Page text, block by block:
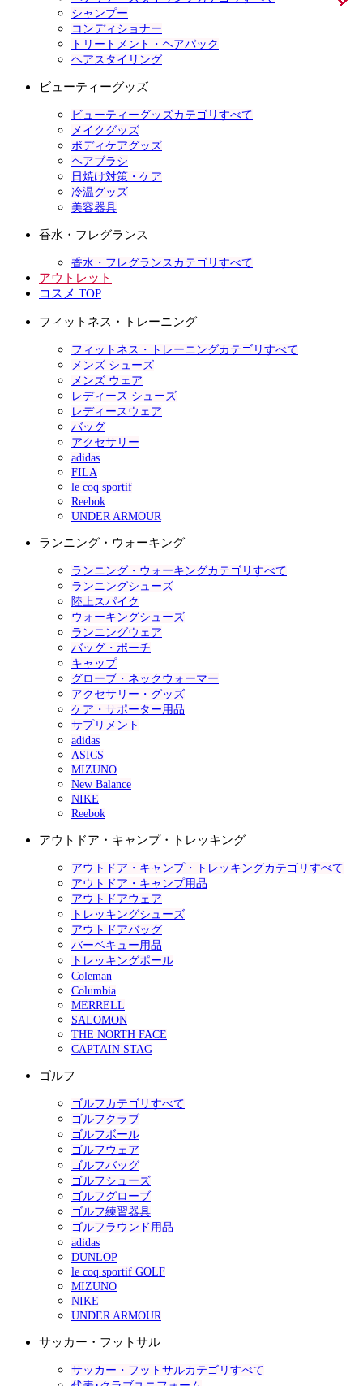
シャンプー
コンディショナー
トリートメント・ヘアパック
ヘアスタイリング
ビューティーグッズ
ビューティーグッズカテゴリすべて
メイクグッズ
ボディケアグッズ
ヘアブラシ
日焼け対策・ケア
冷温グッズ
美容器具
香水・フレグランス
香水・フレグランスカテゴリすべて
アウトレット
コスメ TOP
フィットネス・トレーニング
フィットネス・トレーニングカテゴリすべて
メンズ シューズ
メンズ ウェア
レディース シューズ
レディースウェア
バッグ
アクセサリー
adidas
FILA
le coq sportif
Reebok
UNDER ARMOUR
ランニング・ウォーキング
ランニング・ウォーキングカテゴリすべて
ランニングシューズ
陸上スパイク
ウォーキングシューズ
ランニングウェア
バッグ・ポーチ
キャップ
グローブ・ネックウォーマー
アクセサリー・グッズ
ケア・サポーター用品
サプリメント
adidas
ASICS
MIZUNO
New Balance
NIKE
Reebok
アウトドア・キャンプ・トレッキング
アウトドア・キャンプ・トレッキングカテゴリすべて
アウトドア・キャンプ用品
アウトドアウェア
トレッキングシューズ
アウトドアバッグ
バーベキュー用品
トレッキングポール
Coleman
Columbia
MERRELL
SALOMON
THE NORTH FACE
CAPTAIN STAG
ゴルフ
ゴルフカテゴリすべて
ゴルフクラブ
ゴルフボール
ゴルフウェア
ゴルフバッグ
ゴルフシューズ
ゴルフグローブ
ゴルフ練習器具
ゴルフラウンド用品
adidas
DUNLOP
le coq sportif GOLF
MIZUNO
NIKE
UNDER ARMOUR
サッカー・フットサル
サッカー・フットサルカテゴリすべて